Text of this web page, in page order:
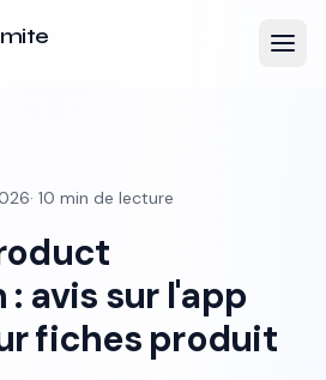
· 10 min de lecture
avis sur l'app
fiches produit